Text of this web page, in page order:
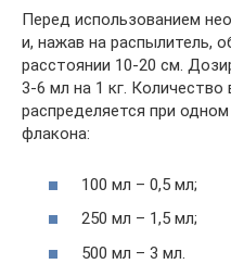
Перед использованием
и, нажав на распылитель,
расстоянии 10-20 см.
3-6 мл на 1 кг.
распределяется при
флакона:
100 мл – 0,5 мл;
250 мл – 1,5 мл;
500 мл – 3 мл.